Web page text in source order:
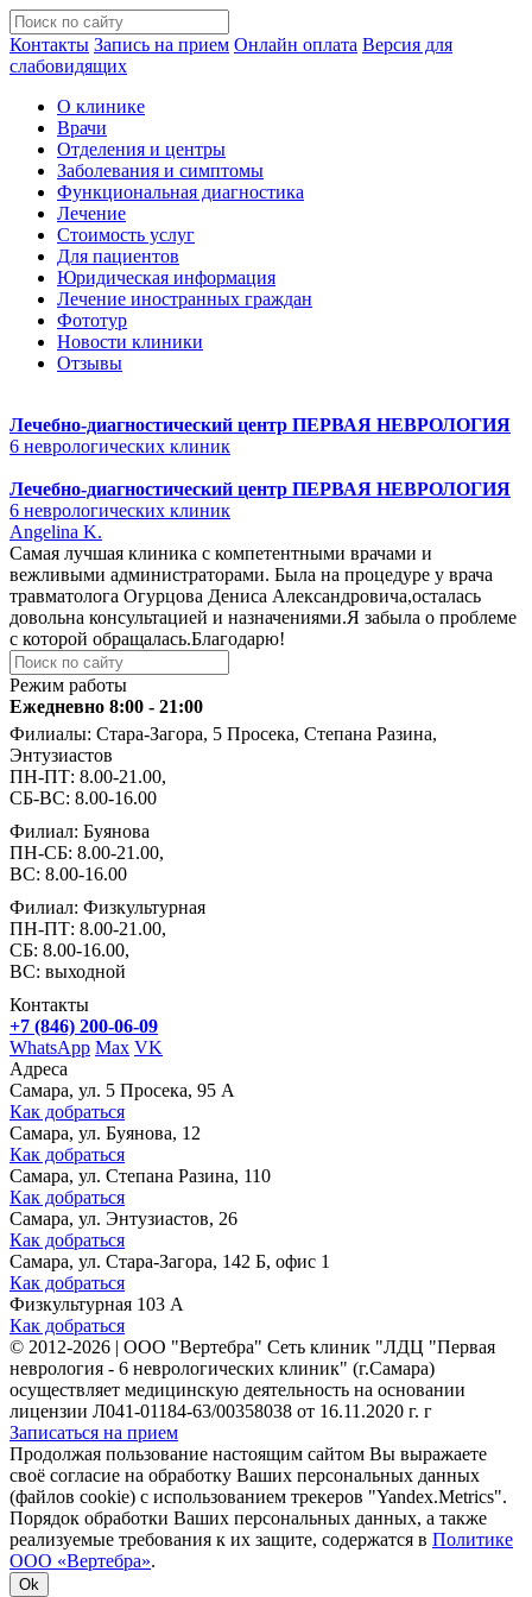
Контакты Запись на прием Онлайн оплата Версия для
слабовидящих
О клинике
Врачи
Отделения и центры
Заболевания и симптомы
Функциональная диагностика
Лечение
Стоимость услуг
Для пациентов
Юридическая информация
Лечение иностранных граждан
Фототур
Новости клиники
Отзывы
Лечебно-диагностический центр ПЕРВАЯ НЕВРОЛОГИЯ
6 неврологических клиник
Лечебно-диагностический центр ПЕРВАЯ НЕВРОЛОГИЯ
6 неврологических клиник
Angelina K.
Самая лучшая клиника с компетентными врачами и
вежливыми администраторами. Была на процедуре у врача
травматолога Огурцова Дениса Александровича,осталась
довольна консультацией и назначениями.Я забыла о проблеме
с которой обращалась.Благодарю!
Режим работы
Ежедневно 8:00 - 21:00
Филиалы: Стара-Загора, 5 Просека, Степана Разина,
Энтузиастов
ПН-ПТ: 8.00-21.00,
СБ-ВС: 8.00-16.00
Филиал: Буянова
ПН-СБ: 8.00-21.00,
ВС: 8.00-16.00
Филиал: Физкультурная
ПН-ПТ: 8.00-21.00,
СБ: 8.00-16.00,
ВС: выходной
Контакты
+7 (846) 200-06-09
WhatsApp Max VK
Адреса
Самара, ул. 5 Просека, 95 А
Как добраться
Самара, ул. Буянова, 12
Как добраться
Самара, ул. Степана Разина, 110
Как добраться
Самара, ул. Энтузиастов, 26
Как добраться
Самара, ул. Стара-Загора, 142 Б, офис 1
Как добраться
Физкультурная 103 А
Как добраться
© 2012-2026 | ООО "Вертебра" Сеть клиник "ЛДЦ "Первая
неврология - 6 неврологических клиник" (г.Самара)
осуществляет медицинскую деятельность на основании
лицензии Л041-01184-63/00358038 от 16.11.2020 г. г
Записаться на прием
Продолжая пользование настоящим сайтом Вы выражаете
своё согласие на обработку Ваших персональных данных
(файлов cookie) с использованием трекеров "Yandex.Metrics".
Порядок обработки Ваших персональных данных, а также
реализуемые требования к их защите, содержатся в Политике
ООО «Вертебра».
Ok